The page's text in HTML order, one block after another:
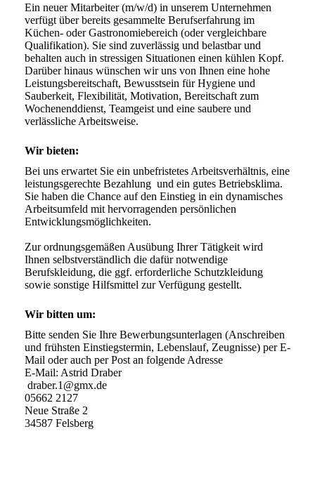
Ein neuer Mitarbeiter (m/w/d) in unserem Unternehmen
verfügt über bereits gesammelte Berufserfahrung im
Küchen- oder Gastronomiebereich (oder vergleichbare
Qualifikation). Sie sind zuverlässig und belastbar und
behalten auch in stressigen Situationen einen kühlen Kopf.
Darüber hinaus wünschen wir uns von Ihnen eine hohe
Leistungsbereitschaft, Bewusstsein für Hygiene und
Sauberkeit, Flexibilität, Motivation, Bereitschaft zum
Wochenenddienst, Teamgeist und eine saubere und
verlässliche Arbeitsweise.
Wir bieten:
Bei uns erwartet Sie ein unbefristetes Arbeitsverhältnis, eine
leistungsgerechte Bezahlung  und ein gutes Betriebsklima.
Sie haben die Chance auf den Einstieg in ein dynamisches
Arbeitsumfeld mit hervorragenden persönlichen
Entwicklungsmöglichkeiten.
Zur ordnungsgemäßen Ausübung Ihrer Tätigkeit wird
Ihnen selbstverständlich die dafür notwendige
Berufskleidung, die ggf. erforderliche Schutzkleidung
Wir bitten um:
Bitte senden Sie Ihre Bewerbungsunterlagen (Anschreiben
und frühsten Einstiegstermin, Lebenslauf, Zeugnisse) per E-
Mail oder auch per Post an folgende Adresse
E-Mail: Astrid Draber
05662 2127
Neue Straße 2
34587 Felsberg